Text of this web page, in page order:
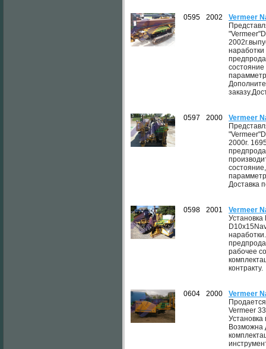
0595 2002
Vermeer
состояние
0597 2000
Vermeer
2000г.
Доставка
0598 2001
Vermeer
рабочее
контракту.
0604 2000
Vermeer
Vermeer
Установка
Возможна